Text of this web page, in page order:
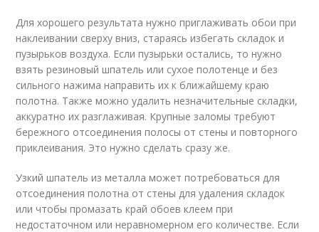
Для хорошего результата нужно приглаживать обои при
наклеивании сверху вниз, стараясь избегать складок и
пузырьков воздуха. Если пузырьки остались, то нужно
взять резиновый шпатель или сухое полотенце и без
сильного нажима направить их к ближайшему краю
полотна. Также можно удалить незначительные складки,
аккуратно их разглаживая. Крупные заломы требуют
бережного отсоединения полосы от стены и повторного
приклеивания. Это нужно сделать сразу же.
Узкий шпатель из металла может потребоваться для
отсоединения полотна от стены для удаления складок
или чтобы промазать край обоев клеем при
недостаточном или неравномерном его количестве. Если